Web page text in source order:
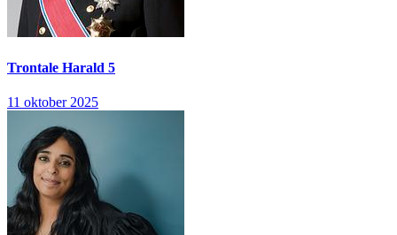
Trontale Harald 5
11 oktober 2025